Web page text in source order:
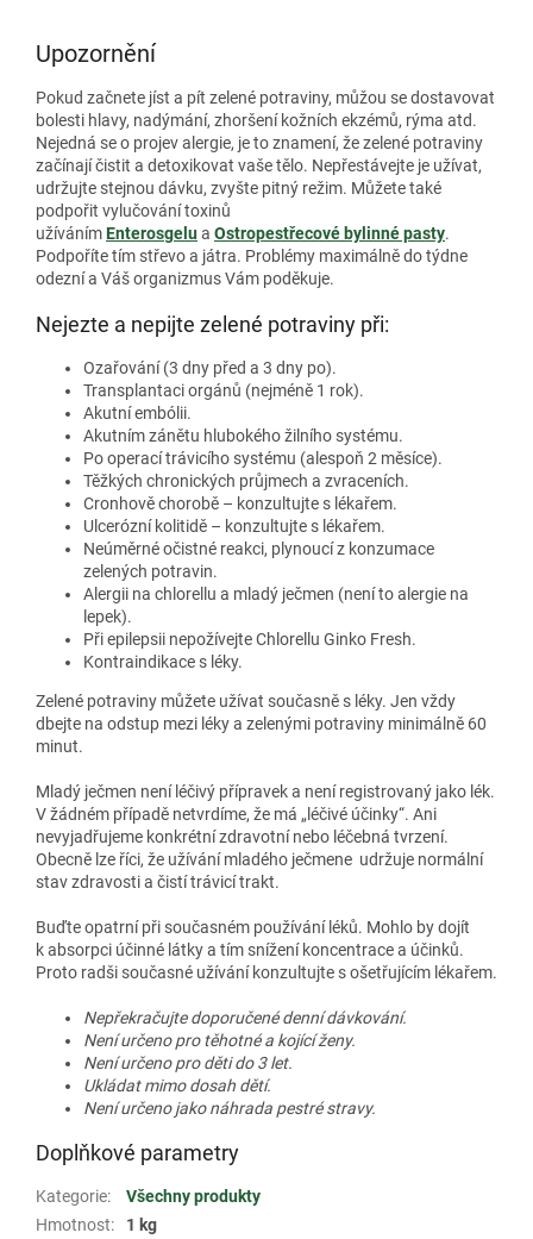
Upozornění
Pokud začnete jíst a pít zelené potraviny, můžou se dostavovat
bolesti hlavy, nadýmání, zhoršení kožních ekzémů, rýma atd.
Nejedná se o projev alergie, je to znamení, že zelené potraviny
začínají čistit a detoxikovat vaše tělo. Nepřestávejte je užívat,
udržujte stejnou dávku, zvyšte pitný režim. Můžete také
podpořit vylučování toxinů
užívánímEnterosgelua Ostropestřecové bylinné pasty.
Podpoříte tím střevo a játra. Problémy maximálně do týdne
odezní a Váš organizmus Vám poděkuje.
Nejezte a nepijte zelené potraviny při:
Ozařování (3 dny před a 3 dny po).
Transplantaci orgánů (nejméně 1 rok).
Akutní embólii.
Akutním zánětu hlubokého žilního systému.
Po operací trávicího systému (alespoň 2 měsíce).
Těžkých chronických průjmech a zvraceních.
Cronhově chorobě – konzultujte s lékařem.
Ulcerózní kolitidě – konzultujte s lékařem.
Neúměrné očistné reakci, plynoucí z konzumace
zelených potravin.
Alergii na chlorellu a mladý ječmen (není to alergie na
lepek).
Při epilepsii nepožívejte Chlorellu Ginko Fresh.
Kontraindikace s léky.
Zelené potraviny můžete užívat současně s léky. Jen vždy
dbejte na odstup mezi léky a zelenými potraviny minimálně 60
minut.
Mladý ječmen není léčivý přípravek a není registrovaný jako lék.
V žádném případě netvrdíme, že má „léčivé účinky“. Ani
nevyjadřujeme konkrétní zdravotní nebo léčebná tvrzení.
Obecně lze říci, že užívání mladého ječmene udržuje normální
stav zdravosti a čistí trávicí trakt.
Buďte opatrní při současném používání léků. Mohlo by dojít
k absorpci účinné látky a tím snížení koncentrace a účinků.
Proto radši současné užívání konzultujte s ošetřujícím lékařem.
Nepřekračujte doporučené denní dávkování.
Není určeno pro těhotné a kojící ženy.
Není určeno pro děti do 3 let.
Ukládat mimo dosah dětí.
Není určeno jako náhrada pestré stravy.
Doplňkové parametry
Kategorie:
Všechny produkty
Hmotnost:
1 kg